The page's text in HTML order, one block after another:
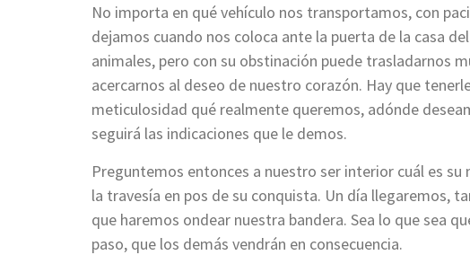
No importa en qué vehículo nos transportamos, con
dejamos cuando nos coloca ante la puerta de la casa
animales, pero con su obstinación puede trasladarnos
acercarnos al deseo de nuestro corazón. Hay que
meticulosidad qué realmente queremos, adónde
seguirá las indicaciones que le demos.
Preguntemos entonces a nuestro ser interior cuál es
la travesía en pos de su conquista. Un día llegaremos,
que haremos ondear nuestra bandera. Sea lo que sea
paso, que los demás vendrán en consecuencia.